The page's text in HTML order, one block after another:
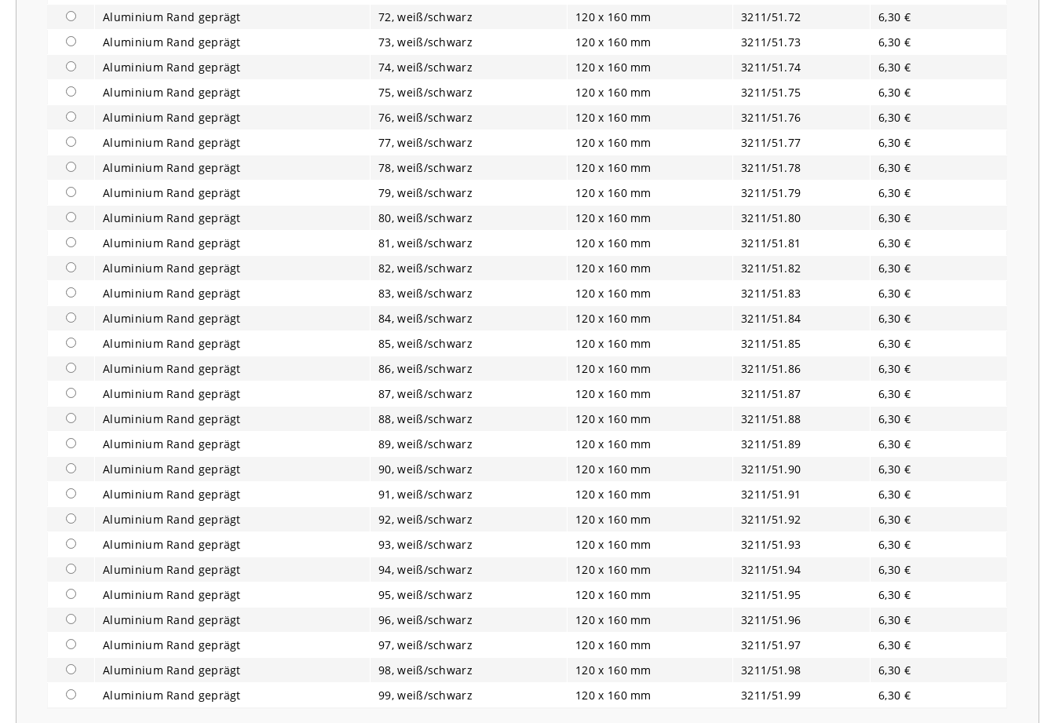
Aluminium Rand geprägt
72, weiß/schwarz 120 x 160 mm 3211/51.72
6,30 €
Aluminium Rand geprägt
73, weiß/schwarz 120 x 160 mm 3211/51.73
6,30 €
Aluminium Rand geprägt
74, weiß/schwarz 120 x 160 mm 3211/51.74
6,30 €
Aluminium Rand geprägt
75, weiß/schwarz 120 x 160 mm 3211/51.75
6,30 €
Aluminium Rand geprägt
76, weiß/schwarz 120 x 160 mm 3211/51.76
6,30 €
Aluminium Rand geprägt
77, weiß/schwarz 120 x 160 mm 3211/51.77
6,30 €
Aluminium Rand geprägt
78, weiß/schwarz 120 x 160 mm 3211/51.78
6,30 €
Aluminium Rand geprägt
79, weiß/schwarz 120 x 160 mm 3211/51.79
6,30 €
Aluminium Rand geprägt
80, weiß/schwarz 120 x 160 mm 3211/51.80
6,30 €
Aluminium Rand geprägt
81, weiß/schwarz 120 x 160 mm 3211/51.81
6,30 €
Aluminium Rand geprägt
82, weiß/schwarz 120 x 160 mm 3211/51.82
6,30 €
Aluminium Rand geprägt
83, weiß/schwarz 120 x 160 mm 3211/51.83
6,30 €
Aluminium Rand geprägt
84, weiß/schwarz 120 x 160 mm 3211/51.84
6,30 €
Aluminium Rand geprägt
85, weiß/schwarz 120 x 160 mm 3211/51.85
6,30 €
Aluminium Rand geprägt
86, weiß/schwarz 120 x 160 mm 3211/51.86
6,30 €
Aluminium Rand geprägt
87, weiß/schwarz 120 x 160 mm 3211/51.87
6,30 €
Aluminium Rand geprägt
88, weiß/schwarz 120 x 160 mm 3211/51.88
6,30 €
Aluminium Rand geprägt
89, weiß/schwarz 120 x 160 mm 3211/51.89
6,30 €
Aluminium Rand geprägt
90, weiß/schwarz 120 x 160 mm 3211/51.90
6,30 €
Aluminium Rand geprägt
91, weiß/schwarz 120 x 160 mm 3211/51.91
6,30 €
Aluminium Rand geprägt
92, weiß/schwarz 120 x 160 mm 3211/51.92
6,30 €
Aluminium Rand geprägt
93, weiß/schwarz 120 x 160 mm 3211/51.93
6,30 €
Aluminium Rand geprägt
94, weiß/schwarz 120 x 160 mm 3211/51.94
6,30 €
Aluminium Rand geprägt
95, weiß/schwarz 120 x 160 mm 3211/51.95
6,30 €
Aluminium Rand geprägt
96, weiß/schwarz 120 x 160 mm 3211/51.96
6,30 €
Aluminium Rand geprägt
97, weiß/schwarz 120 x 160 mm 3211/51.97
6,30 €
Aluminium Rand geprägt
98, weiß/schwarz 120 x 160 mm 3211/51.98
6,30 €
Aluminium Rand geprägt
99, weiß/schwarz 120 x 160 mm 3211/51.99 6,30 €